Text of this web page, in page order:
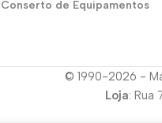
Conserto de Equipamentos
© 1990-2026 -
Loja: Rua